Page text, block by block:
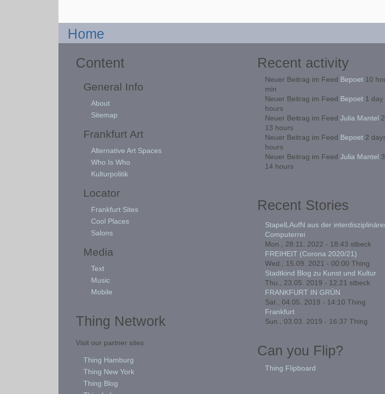
Home
Content
General Info
About
Sitemap
Frankfurt Art
Alternative Art Spaces
Who Is Who
Kulturpolitik
Locator
Frankfurt Sites
Cool Places
Salons
Media
Text
Music
Mobile
Thing Network
Visit our partner sites
Thing Hamburg
Thing New York
Thing Blog
Recent activity
Neuer Beitrag im Feed Bepoet10
min
Neuer Beitrag im Feed Bepoet1 day
hours
Neuer Beitrag im Feed Julia Mantel
13 hours
Neuer Beitrag im Feed Bepoet2
hours
Neuer Beitrag im Feed Julia Mantel
14 hours
Recent Stories
StapelLAufN aus der
Computerrei
Mon., 28.11. 2022 - 18:43 stbeck
FREIHEIT (Corona 2020/21)
Wed., 15.09. 2021 - 00:00 Thing
Stadtkind Blog zu Kunst und Kultur
Thu., 23.05. 2019 - 12:21 stbeck
FRANKFURT IN GRÜN
Sat., 04.05. 2019 - 14:10 Thing
Frankfurt
Sun., 03.03. 2019 - 16:37 Thing
Can you Flip?
Thing Flipboard